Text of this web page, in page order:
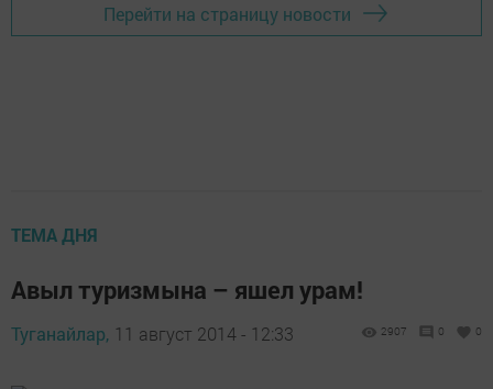
Перейти на страницу новости
ТЕМА ДНЯ
Авыл туризмына – яшел урам!
Туганайлар, 11 август 2014 - 12:33 2907 0 0